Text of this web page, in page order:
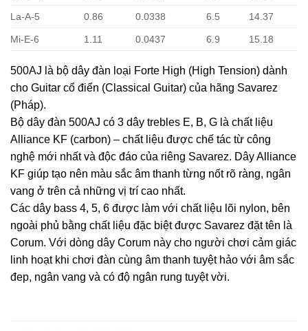
La-A-5 0.86 0.0338 6.5 14.37
Mi-E-6 1.11 0.0437 6.9 15.18
500AJ là bộ dây đàn loại Forte High (High Tension) dành
cho Guitar cổ điển (Classical Guitar) của hãng Savarez
(Pháp).
Bộ dây đàn 500AJ có 3 dây trebles E, B, G là chất liệu
Alliance KF (carbon) – chất liệu được chế tác từ công
nghệ mới nhất và độc đáo của riêng Savarez. Dây Alliance
KF giúp tạo nên màu sắc âm thanh từng nốt rõ ràng, ngân
vang ở trên cả những vị trí cao nhất.
Các dây bass 4, 5, 6 được làm với chất liệu lõi nylon, bên
ngoài phủ bằng chất liệu đặc biệt được Savarez đặt tên là
Corum. Với dòng dây Corum này cho người chơi cảm giác
linh hoạt khi chơi đàn cùng âm thanh tuyệt hảo với âm sắc
đep, ngân vang và có độ ngân rung tuyệt vời.